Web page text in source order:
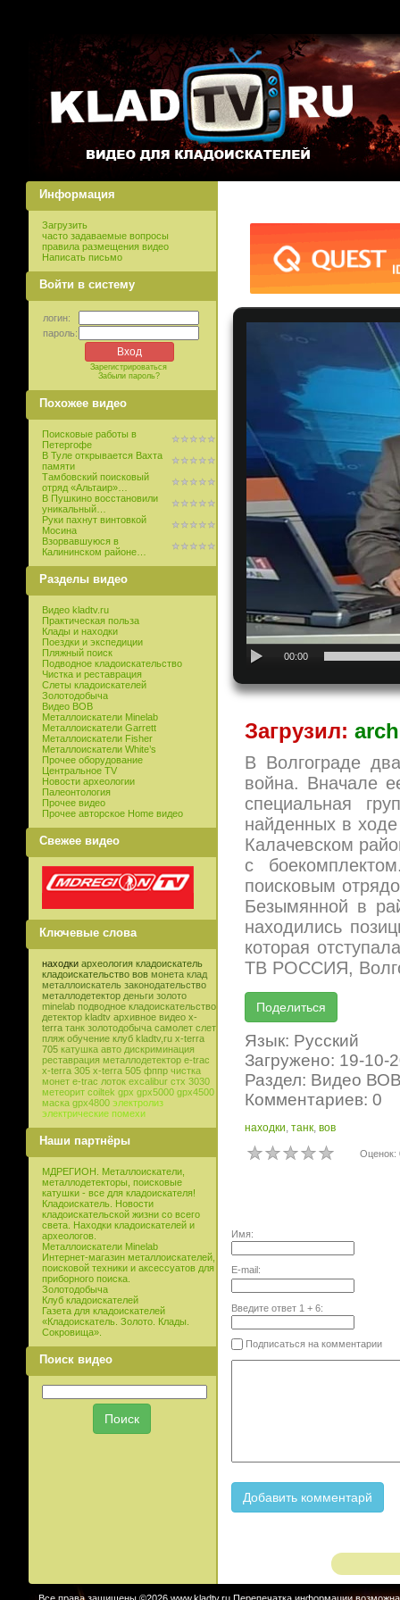
Информация
Загрузить
часто задаваемые вопросы
правила размещения видео
Написать письмо
Войти в систему
логин:
пароль:
Зарегистрироваться
Забыли пароль?
Похожее видео
Поисковые работы в
Петергофе
В Туле открывается Вахта
памяти
Тамбовский поисковый
отряд «Альтаир»…
В Пушкино восстановили
уникальный…
Руки пахнут винтовкой
Мосина
Взорвавшуюся в
Калининском районе…
Разделы видео
Видео kladtv.ru
Практическая польза
Клады и находки
Поездки и экспедиции
Пляжный поиск
Подводное кладоискательство
Чистка и реставрация
Слеты кладоискателей
Золотодобыча
Видео ВОВ
Металлоискатели Minelab
Металлоискатели Garrett
Металлоискатели Fisher
Металлоискатели White’s
Прочее оборудование
Центральное TV
Новости археологии
Палеонтология
Прочее видео
Прочее авторское Home видео
Свежее видео
Ключевые слова
находки археология кладоискатель
кладоискательство вов монета клад
металлоискатель законодательство
металлодетектор деньги золото
minelab подводное кладоискательство
детектор kladtv архивное видео x-
terra танк золотодобыча самолет слет
пляж обучение клуб kladtv,ru x-terra
705 катушка авто дискриминация
реставрация металлодетектор e-trac
x-terra 305 x-terra 505 фппр чистка
монет e-trac лоток excalibur стх 3030
метеорит coiltek gpx gpx5000 gpx4500
маска gpx4800 электролиз
электрические помехи
Наши партнёры
МДРЕГИОН. Металлоискатели,
металлодетекторы, поисковые
катушки - все для кладоискателя!
Кладоискатель. Новости
кладоискательской жизни со всего
света. Находки кладоискателей и
археологов.
Металлоискатели Minelab
Интернет-магазин металлоискателей,
поисковой техники и аксессуатов для
приборного поиска.
Золотодобыча
Клуб кладоискателей
Газета для кладоискателей
«Кладоискатель. Золото. Клады.
Сокровища».
Поиск видео
00:00
Загрузил:
В Волгограде
война. Вначале
специальная
найденных в
Калачевском
с
поисковым
Безымянной в
находились
которая
ТВ РОССИЯ,
Язык: Русский
Загружено: 19-10-
Раздел: Видео
Комментариев: 0
находки, танк, вов
Оценок:
Имя:
E-mail:
Введите ответ 1 + 6:
Подписаться на комментарии